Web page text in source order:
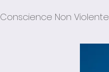
Conscience Non Violente